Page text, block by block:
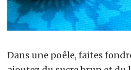
Dans une poêle, faites